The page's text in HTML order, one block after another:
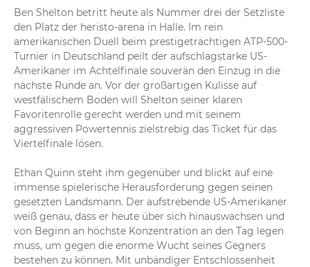
13:46Shelton - Quinn 0:1
Ethan Quinn wendet im allerersten Spiel direkt einen
Fehlstart ab. Trotz eines Doppelfehlers und eines 15:40-
Rückstands wehrt er zwei Breakchancen von Ben Shelton
erfolgreich ab. Über Einstand rettet der US-Amerikaner
sein Aufschlagspiel zur 1:0-Führung.
Ben Shelton betritt heute als Nummer drei der Setzliste
den Platz der heristo-arena in Halle. Im rein
amerikanischen Duell beim prestigeträchtigen ATP-500-
Turnier in Deutschland peilt der aufschlagstarke US-
Amerikaner im Achtelfinale souverän den Einzug in die
nächste Runde an. Vor der großartigen Kulisse auf
westfälischem Boden will Shelton seiner klaren
Favoritenrolle gerecht werden und mit seinem
aggressiven Powertennis zielstrebig das Ticket für das
Viertelfinale lösen.
Ethan Quinn steht ihm gegenüber und blickt auf eine
immense spielerische Herausforderung gegen seinen
gesetzten Landsmann. Der aufstrebende US-Amerikaner
weiß genau, dass er heute über sich hinauswachsen und
von Beginn an höchste Konzentration an den Tag legen
muss, um gegen die enorme Wucht seines Gegners
bestehen zu können. Mit unbändiger Entschlossenheit